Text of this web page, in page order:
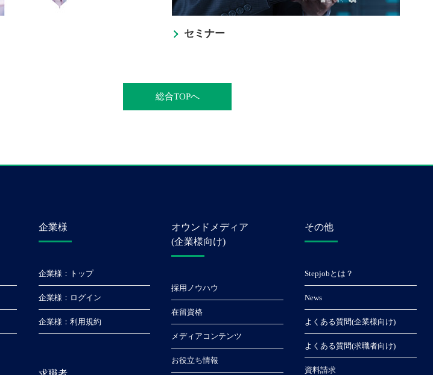
セミナー
総合TOPへ
企業様
企業様 トップ
企業様 ログイン
企業様 利用規約
オウンドメディア
(企業様向け)
採用ノウハウ
在留資格
メディアコンテンツ
お役立ち情報
その他
Stepjobとは？
News
よくある質問(企業様向け)
よくある質問(求職者向け)
資料請求